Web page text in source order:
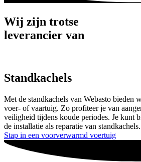
Wij zijn trotse
leverancier van
Standkachels
Met de standkachels van Webasto bieden
voer- of vaartuig. Zo profiteer je van
veiligheid tijdens koude periodes. Je kunt
de installatie als reparatie van standkachels.
Stap in een voorverwarmd voertuig